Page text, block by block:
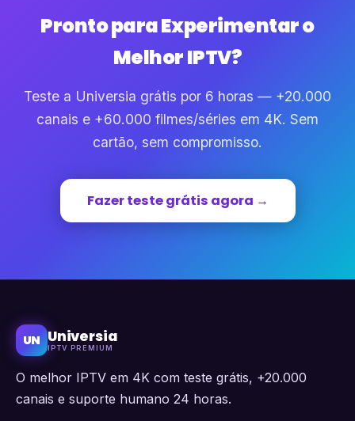
Pronto para Experimentar o
Melhor IPTV?
Teste a Universia grátis por 6 horas — +20.000
canais e +60.000 filmes/séries em 4K. Sem
cartão, sem compromisso.
Fazer teste grátis agora →
UN Universia
IPTV PREMIUM
O melhor IPTV em 4K com teste grátis, +20.000
canais e suporte humano 24 horas.